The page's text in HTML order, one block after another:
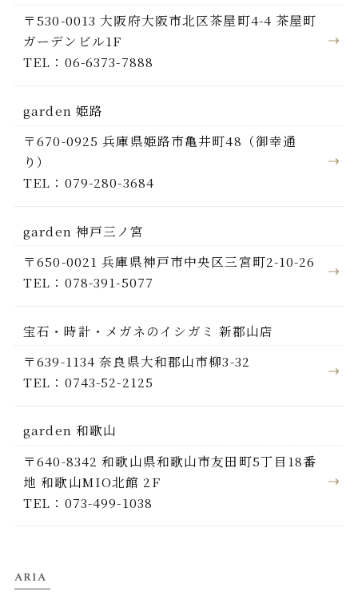
〒530-0013 大阪府大阪市北区茶屋町4-4 茶屋町
ガーデンビル1F
TEL：06-6373-7888
garden 姫路
〒670-0925 兵庫県姫路市亀井町48（御幸通
り）
TEL：079-280-3684
garden 神戸三ノ宮
〒650-0021 兵庫県神戸市中央区三宮町2-10-26
TEL：078-391-5077
宝石・時計・メガネのイシガミ 新郡山店
〒639-1134 奈良県大和郡山市柳3-32
TEL：0743-52-2125
garden 和歌山
〒640-8342 和歌山県和歌山市友田町5丁目18番
地 和歌山MIO北館 2F
TEL：073-499-1038
ARIA